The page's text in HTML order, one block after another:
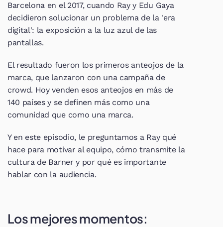
Barcelona en el 2017, cuando Ray y Edu Gaya
decidieron solucionar un problema de la 'era
digital': la exposición a la luz azul de las
pantallas.
El resultado fueron los primeros anteojos de la
marca, que lanzaron con una campaña de
crowd. Hoy venden esos anteojos en más de
140 países y se definen más como una
comunidad que como una marca.
Y en este episodio, le preguntamos a Ray qué
hace para motivar al equipo, cómo transmite la
cultura de Barner y por qué es importante
hablar con la audiencia.
Los mejores momentos: